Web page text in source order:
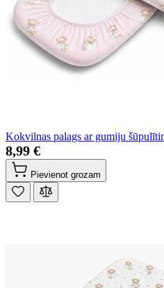
Kokvilnas palags ar gumiju
8,99 €
Pievienot grozam